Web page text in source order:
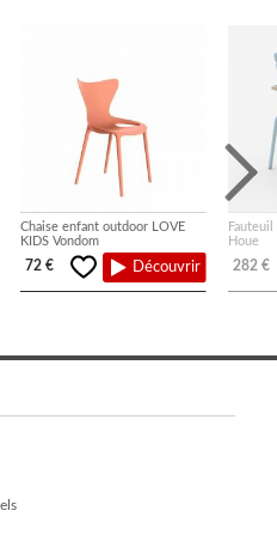
Chaise enfant outdoor LOVE
KIDS Vondom
72 € Découvrir
Fauteuil
Houe
282 €